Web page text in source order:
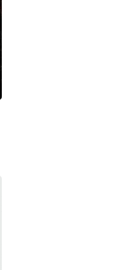
棚歌舞团
坚定的律师必须揭
频，并与周小乙等人